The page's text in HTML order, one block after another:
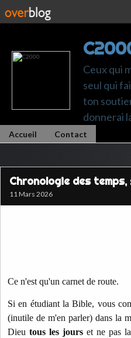
Ceux qui
seul qui
ton
donnerai
Accueil Contact
Chronologie des
11 Mars 2026
Ce n'est qu'un carnet de route.
Si en étudiant la Bible, vous
(inutile de m'en parler) dans la
Dieutous les jours et ne pas